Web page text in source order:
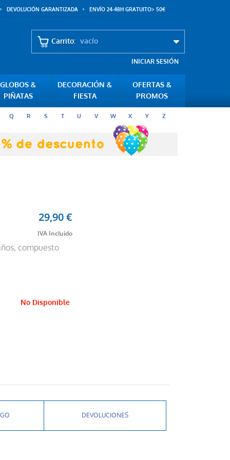
DEVOLUCIÓN GARANTIZADA ENVÍO 24-48H GRATUITO> 50€
Carrito: vacío
INICIAR SESIÓN
GLOBOS &
PIÑATAS
DECORACIÓN &
FIESTA
OFERTAS &
PROMOS
Q R S T U V W X Y Z
29,90 €
compuesto
No Disponible
DEVOLUCIONES